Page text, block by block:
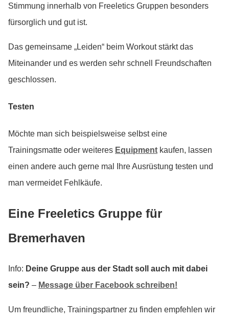
Stimmung innerhalb von Freeletics Gruppen besonders
fürsorglich und gut ist.
Das gemeinsame „Leiden“ beim Workout stärkt das
Miteinander und es werden sehr schnell Freundschaften
geschlossen.
Testen
Möchte man sich beispielsweise selbst eine
Trainingsmatte oder weiteres Equipment kaufen, lassen
einen andere auch gerne mal Ihre Ausrüstung testen und
man vermeidet Fehlkäufe.
Eine Freeletics Gruppe für
Bremerhaven
Info: Deine Gruppe aus der Stadt soll auch mit dabei
sein? – Message über Facebook schreiben!
Um freundliche, Trainingspartner zu finden empfehlen wir